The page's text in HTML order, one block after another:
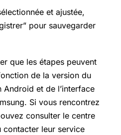
et ajustée,
pour sauvegarder
que les étapes peuvent
de la version du
Android et de l’interface
Si vous rencontrez
consulter le centre
contacter leur service